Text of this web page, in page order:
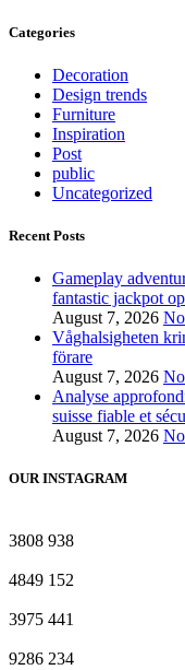
Categories
Decoration
Design trends
Furniture
Inspiration
Post
public
Uncategorized
Recent Posts
Gameplay
fantastic jackpot
August 7, 2026
Våghalsigheten
förare
August 7, 2026
Analyse
suisse fiable et
August 7, 2026
OUR INSTAGRAM
3808 938
4849 152
3975 441
9286 234